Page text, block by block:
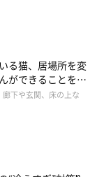
きるのでしょう
できます。そのほ
かったり、詰まっ
る猫、居場所を変
ができることを獣
下や玄関、床の上な